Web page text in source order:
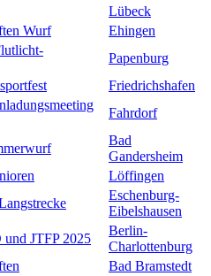
Lübeck
Wurf
Ehingen
Papenburg
Friedrichshafen
Fahrdorf
Bad
Gandersheim
Löffingen
Eschenburg-
Eibelshausen
und JTFP 2025
Berlin-
Charlottenburg
Bad Bramstedt